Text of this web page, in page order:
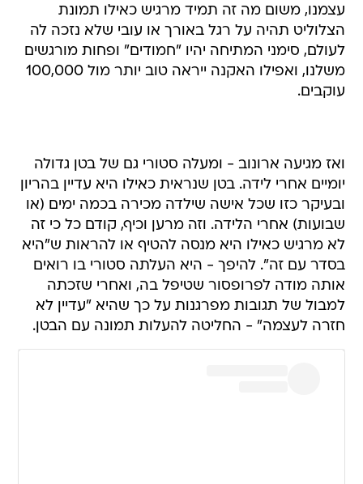
עצמנו, משום מה זה תמיד מרגיש כאילו תמונת
הצלוליט תהיה על רגל באורך או עובי שלא נזכה לה
לעולם, סימני המתיחה יהיו "חמודים" ופחות מורגשים
משלנו, ואפילו האקנה ייראה טוב יותר מול 100,000
עוקבים.
ואז מגיעה ארונוב - ומעלה סטורי גם של בטן גדולה
יומיים אחרי לידה. בטן שנראית כאילו היא עדיין בהריון
ובעיקר כזו שכל אישה שילדה מכירה בכמה ימים (או
שבועות) אחרי הלידה. וזה מרען וכיף, קודם כל כי זה
לא מרגיש כאילו היא מנסה להטיף או להראות ש"היא
בסדר עם זה". להיפך - היא העלתה סטורי בו רואים
אותה מודה לפרופסור שטיפל בה, ואחרי שזכתה
למבול של תגובות מפרגנות על כך שהיא "עדיין לא
חזרה לעצמה" - החליטה להעלות תמונה עם הבטן.